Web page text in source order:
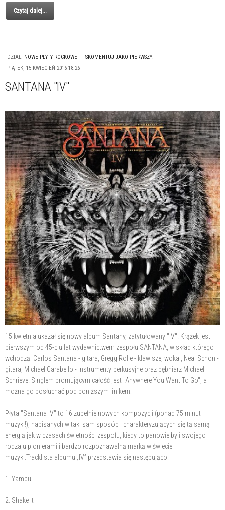
Czytaj dalej...
DZIAŁ: NOWE PŁYTY ROCKOWE
SKOMENTUJ JAKO PIERWSZY!
PIĄTEK, 15 KWIECIEŃ 2016 18:26
SANTANA "IV"
15 kwietnia ukazał się nowy album Santany, zatytułowany "IV". Krążek jest
pierwszym od 45-ciu lat wydawnictwem zespołu SANTANA, w skład którego
wchodzą: Carlos Santana - gitara, Gregg Rolie - klawisze, wokal, Neal Schon -
gitara, Michael Carabello - instrumenty perkusyjne oraz bębniarz Michael
Schrieve. Singlem promującym całość jest "Anywhere You Want To Go", a
można go posłuchać pod poniższym linikem:
Płyta "Santana IV" to 16 zupełnie nowych kompozycji (ponad 75 minut
muzyki!), napisanych w taki sam sposób i charakteryzujących się tą samą
energią jak w czasach świetności zespołu, kiedy to panowie byli swojego
rodzaju pionierami i bardzo rozpoznawalną marką w świecie
muzyki.Tracklista albumu „IV” przedstawia się następująco:
1. Yambu
2. Shake It